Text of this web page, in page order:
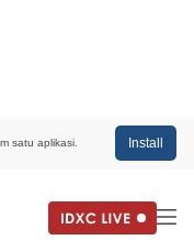
satu aplikasi. Install